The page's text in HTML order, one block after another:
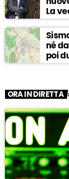
La
la
né
poi
ORA IN DIRETTA